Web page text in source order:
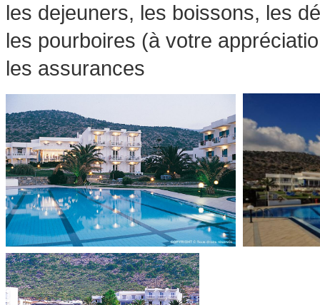
les dejeuners, les boissons, les
les pourboires (à votre
les assurances